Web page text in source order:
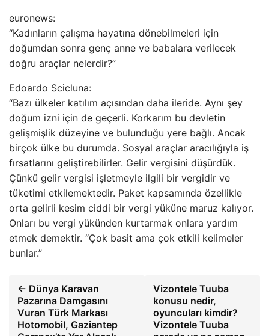
euronews:
“Kadınların çalışma hayatına dönebilmeleri için
doğumdan sonra genç anne ve babalara verilecek
doğru araçlar nelerdir?”
Edoardo Scicluna:
“Bazı ülkeler katılım açısından daha ileride. Aynı şey
doğum izni için de geçerli. Korkarım bu devletin
gelişmişlik düzeyine ve bulunduğu yere bağlı. Ancak
birçok ülke bu durumda. Sosyal araçlar aracılığıyla iş
fırsatlarını geliştirebilirler. Gelir vergisini düşürdük.
Çünkü gelir vergisi işletmeyle ilgili bir vergidir ve
tüketimi etkilemektedir. Paket kapsamında özellikle
orta gelirli kesim ciddi bir vergi yüküne maruz kalıyor.
Onları bu vergi yükünden kurtarmak onlara yardım
etmek demektir. “Çok basit ama çok etkili kelimeler
bunlar.”
← Dünya Karavan
Pazarına Damgasını
Vuran Türk Markası
Hotomobil, Gaziantep
Vizontele Tuuba
konusu nedir,
oyuncuları kimdir?
Vizontele Tuuba